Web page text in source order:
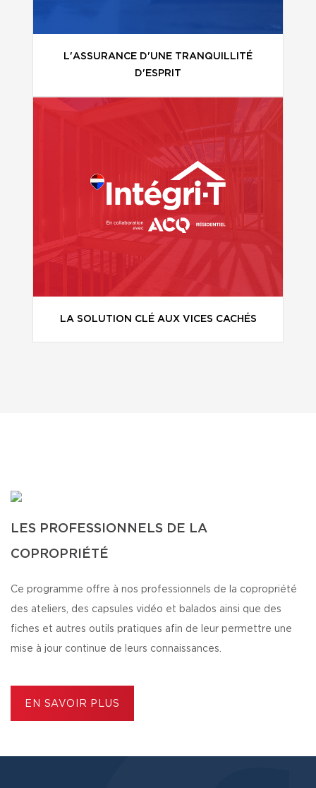
L'ASSURANCE D'UNE TRANQUILLITÉ
D'ESPRIT
LA SOLUTION CLÉ AUX VICES CACHÉS
LES PROFESSIONNELS DE LA
COPROPRIÉTÉ
Ce programme offre à nos professionnels de la copropriété
des ateliers, des capsules vidéo et balados ainsi que des
fiches et autres outils pratiques afin de leur permettre une
mise à jour continue de leurs connaissances.
EN SAVOIR PLUS